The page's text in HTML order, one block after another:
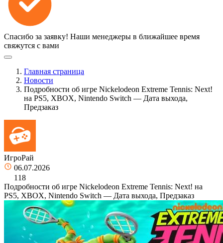
Спасибо за заявку! Наши менеджеры в ближайшее время
свяжутся с вами
Главная страница
Новости
Подробности об игре Nickelodeon Extreme Tennis: Next!
на PS5, XBOX, Nintendo Switch — Дата выхода,
Предзаказ
ИгроРай
06.07.2026
118
Подробности об игре Nickelodeon Extreme Tennis: Next! на
PS5, XBOX, Nintendo Switch — Дата выхода, Предзаказ